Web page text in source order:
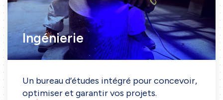
Ingénierie
Un bureau d’études intégré pour concevoir,
optimiser et garantir vos projets.